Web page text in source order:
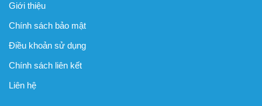
Giới thiệu
Chính sách bảo mật
Điều khoản sử dụng
Chính sách liên kết
Liên hệ